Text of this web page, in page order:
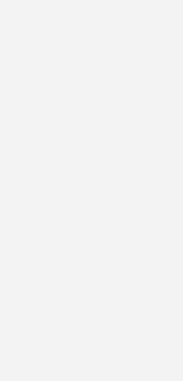
Doch auch diesen Rückschlag steckten
fanden durch Treffer von Oliver
Schmidt wieder zurück in die Partie!
nun eine hitzige Partie auf Messers
zunächst durch eine Auszeit der
wurde. Anschließend war es Florian
Mannschaft wieder in Führung
spannende Schlussphase einläutete
Mannschaften legten nun alles in die
Schiedsrichter versuchten mit
einzufangen. Den Platz auf dem
Horkheimer aus um immer wieder
Wölfe waren gedankenschnell und
konnte immer wieder, mit dem Wurf
Führung zurückholen. Eine Minute vor
dann der Wölfe-Defensive den Ball zu
Reidegeld, der an diesem Tag nur
konnte per Gegenstoß den
erhöhen. Doch die Gastgeber gaben
konnten 40 Sekunden vor Schluss
erzielen. Mit einer Auszeit versuchte
nochmal Ruhe ins Spiel zu bringen,
Zeit runterzuspielen. Doch der Plan
bekam zehn Sekunden vor
abgepfiffen. Louis Mönch, der mit 10
der Hausherren, bekam den Ball
versuchte mit einem Schlagwurf sein
Ebert kratzte den Ball von den Linie und
19. Parade an diesem Tag, die zwei
verbundenen neunten Sieg in Folge,